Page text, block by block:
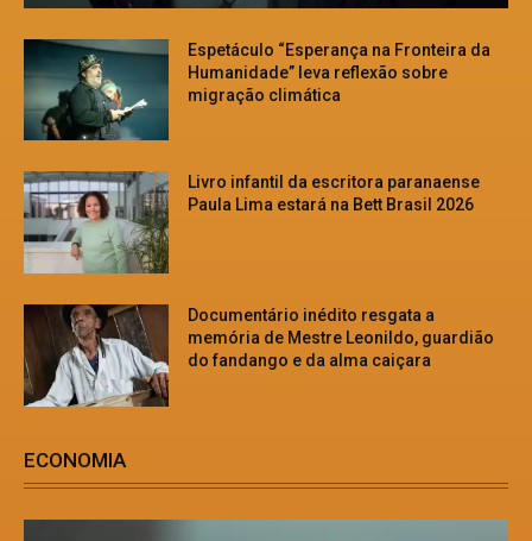
Espetáculo “Esperança na Fronteira da
Humanidade” leva reflexão sobre
migração climática
Livro infantil da escritora paranaense
Paula Lima estará na Bett Brasil 2026
Documentário inédito resgata a
memória de Mestre Leonildo, guardião
do fandango e da alma caiçara
ECONOMIA